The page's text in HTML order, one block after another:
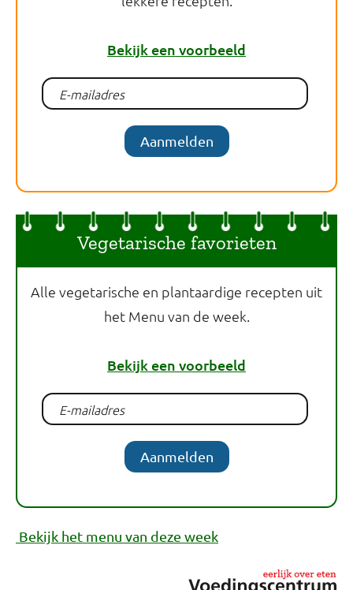
Bekijk een voorbeeld
Aanmelden
Vegetarische favorieten
Alle vegetarische en plantaardige recepten uit
het Menu van de week.
Bekijk een voorbeeld
Aanmelden
Bekijk het menu van deze week